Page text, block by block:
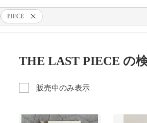
PIECE
THE LAST PIECE の
販売中のみ表示